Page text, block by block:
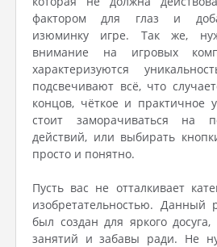
фактором для глаз и
изюминку игре. Так же,
внимание на игровых
характеризуются
подсвечивают всё, что
концов, чёткое и практичное
стоит заморачиваться на
действий, или выбирать
просто и понятно.
Пусть вас не отталкивает
изобретательностью. Данный
был создан для яркого
занятий и забавы ради. Не